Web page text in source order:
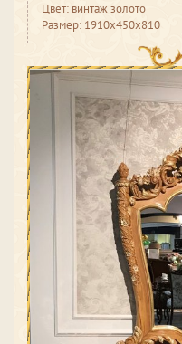
Цвет: винтаж золото
Размер: 1910x450x810